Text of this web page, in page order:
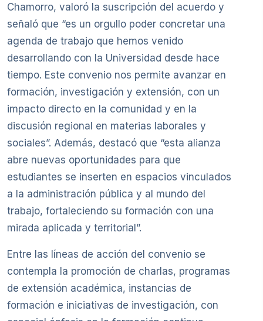
Chamorro, valoró la suscripción del acuerdo y
señaló que “es un orgullo poder concretar una
agenda de trabajo que hemos venido
desarrollando con la Universidad desde hace
tiempo. Este convenio nos permite avanzar en
formación, investigación y extensión, con un
impacto directo en la comunidad y en la
discusión regional en materias laborales y
sociales”. Además, destacó que “esta alianza
abre nuevas oportunidades para que
estudiantes se inserten en espacios vinculados
a la administración pública y al mundo del
trabajo, fortaleciendo su formación con una
mirada aplicada y territorial”.
Entre las líneas de acción del convenio se
contempla la promoción de charlas, programas
de extensión académica, instancias de
formación e iniciativas de investigación, con